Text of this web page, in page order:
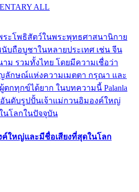
ALL
ระโพธิสัตว์ในพระพุทธศาสนานิกาย
บถือบูชาในหลายประเทศ เช่น จีน
าม รวมทั้งไทย โดยมีความเชื่อว่า
ลักษณ์แห่งความเมตตา กรุณา และ
ตกทุกข์ได้ยาก ในบทความนี้ Palanla
อันดับรูปปั้นเจ้าแม่กวนอิมองค์ใหญ่
นโลกในปัจจุบัน
ค์ใหญ่และมีชื่อเสียงที่สุดในโลก